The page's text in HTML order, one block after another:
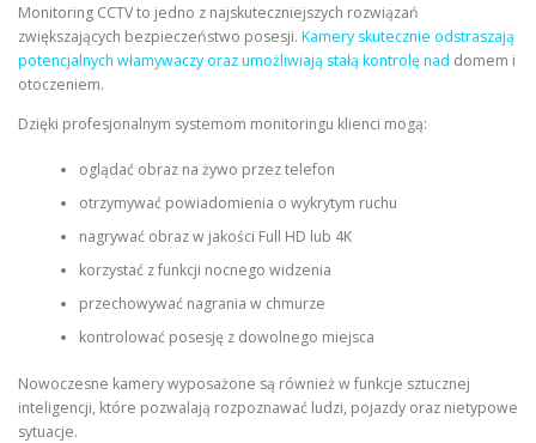
Monitoring CCTV to jedno z najskuteczniejszych rozwiązań
zwiększających bezpieczeństwo posesji. Kamery skutecznie odstraszają
potencjalnych włamywaczy oraz umożliwiają stałą kontrolę nad domem i
otoczeniem.
Dzięki profesjonalnym systemom monitoringu klienci mogą:
oglądać obraz na żywo przez telefon
otrzymywać powiadomienia o wykrytym ruchu
nagrywać obraz w jakości Full HD lub 4K
korzystać z funkcji nocnego widzenia
przechowywać nagrania w chmurze
kontrolować posesję z dowolnego miejsca
Nowoczesne kamery wyposażone są również w funkcje sztucznej
inteligencji, które pozwalają rozpoznawać ludzi, pojazdy oraz nietypowe
sytuacje.